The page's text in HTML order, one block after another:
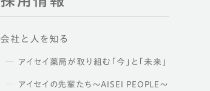
会社と人を知る
アイセイ薬局が取り組む「今」と「未来」
アイセイの先輩たち～AISEI PEOPLE～